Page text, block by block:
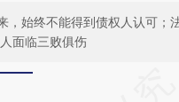
，始终不能得到债权人认可；
面临三败俱伤